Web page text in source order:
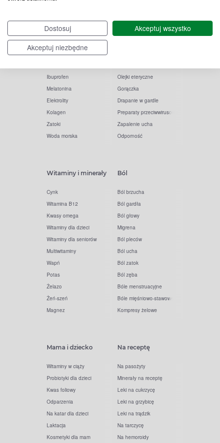
Dostosuj
Akceptuj wszystko
Akceptuj niezbędne
Witamina C
Krople do oczu
Tran
Ibuprofen
Melatonina
Elektrolity
Kolagen
Zatoki
Woda morska
Krople do nosa
Olejki eteryczne
Gorączka
Drapanie w gardle
Preparaty przeciwwirusowe
Zapalenie ucha
Odporność
Witaminy i minerały
Cynk
Witamina B12
Kwasy omega
Witaminy dla dzieci
Witaminy dla seniorów
Multiwitaminy
Wapń
Potas
Żelazo
Żeń-szeń
Magnez
Ból
Ból brzucha
Ból gardła
Ból głowy
Migrena
Ból pleców
Ból ucha
Ból zatok
Ból zęba
Bóle menstruacyjne
Bóle mięśniowo-stawowe
Kompresy żelowe
Mama i dziecko
Witaminy w ciąży
Probiotyki dla dzieci
Kwas foliowy
Odparzenia
Na katar dla dzieci
Laktacja
Kosmetyki dla mam
Na receptę
Na pasożyty
Minerały na receptę
Leki na cukrzycę
Leki na grzybicę
Leki na trądzik
Na tarczycę
Na hemoroidy